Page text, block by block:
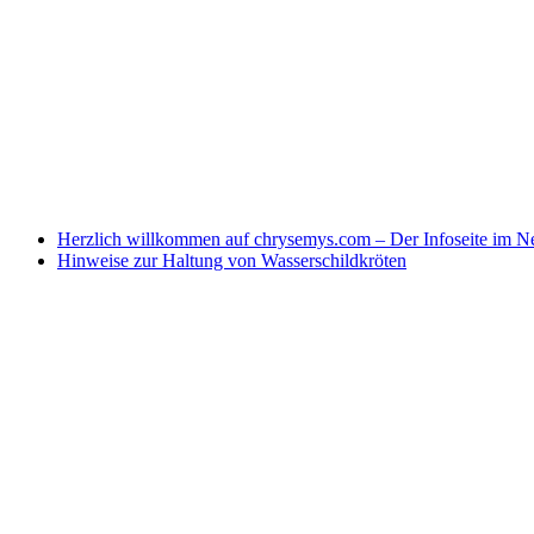
Herzlich willkommen auf chrysemys.com – Der Infoseite im
Hinweise zur Haltung von Wasserschildkröten